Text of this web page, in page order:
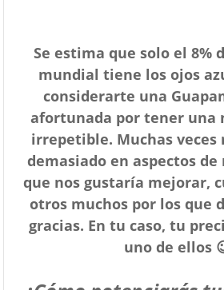
Se estima que solo el 8%
mundial tiene los ojos
considerarte una
afortunada por tener una
irrepetible. Muchas veces
demasiado en aspectos
que nos gustaría mejorar,
otros muchos por los que
gracias. En tu caso, tu
uno de ellos